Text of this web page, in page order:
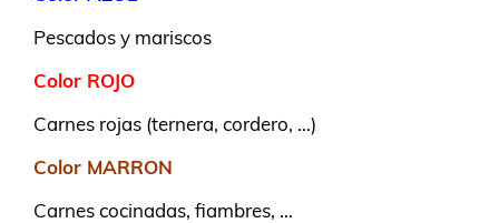
Pescados y mariscos
Color ROJO
Carnes rojas (ternera, cordero, …)
Color MARRON
Carnes cocinadas, fiambres, …